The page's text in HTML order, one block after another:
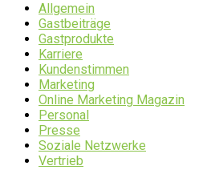
Allgemein
Gastbeiträge
Gastprodukte
Karriere
Kundenstimmen
Marketing
Online Marketing Magazin
Personal
Presse
Soziale Netzwerke
Vertrieb